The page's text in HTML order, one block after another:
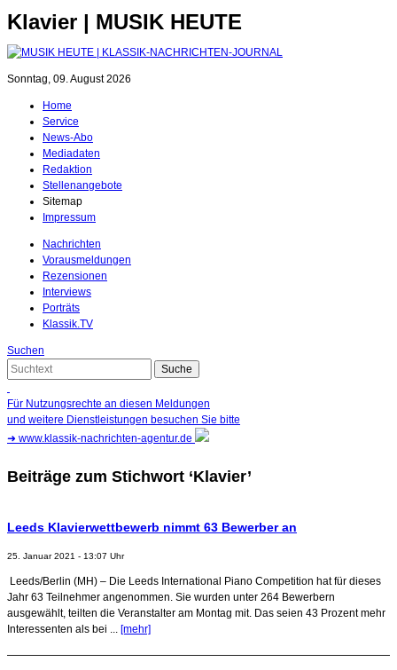
Klavier | MUSIK HEUTE
Sonntag, 09. August 2026
Home
Service
News-Abo
Mediadaten
Redaktion
Stellenangebote
Sitemap
Impressum
Nachrichten
Vorausmeldungen
Rezensionen
Interviews
Porträts
Klassik.TV
Suchen
Für Nutzungsrechte an diesen Meldungen
und weitere Dienstleistungen besuchen Sie bitte
➜ www.klassik-nachrichten-agentur.de
Beiträge zum Stichwort ‘Klavier’
Leeds Klavierwettbewerb nimmt 63 Bewerber an
25. Januar 2021 - 13:07 Uhr
Leeds/Berlin (MH) – Die Leeds International Piano Competition hat für dieses
Jahr 63 Teilnehmer angenommen. Sie wurden unter 264 Bewerbern
ausgewählt, teilten die Veranstalter am Montag mit. Das seien 43 Prozent mehr
Interessenten als bei ... [mehr]